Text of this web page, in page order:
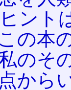
ント
の本
のそ
から